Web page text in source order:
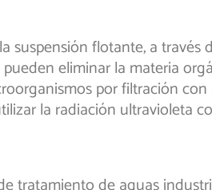
flotante, a través
eliminar la materia
por filtración
la radiación ultravioleta